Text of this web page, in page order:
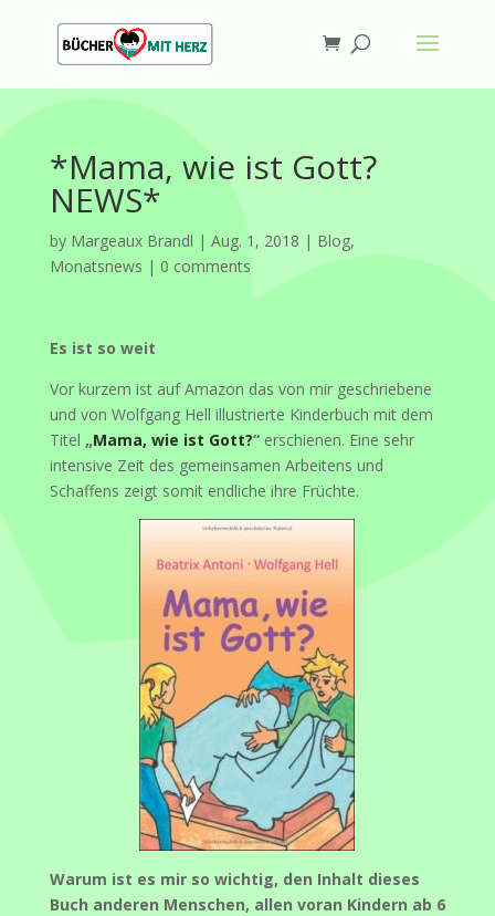
*Mama, wie ist Gott?
NEWS*
by Margeaux Brandl | Aug. 1, 2018 | Blog,
Monatsnews | 0 comments
Es ist so weit
Vor kurzem ist auf Amazon das von mir geschriebene
und von Wolfgang Hell illustrierte Kinderbuch mit dem
Titel „Mama, wie ist Gott?“erschienen. Eine sehr
intensive Zeit des gemeinsamen Arbeitens und
Schaffens zeigt somit endliche ihre Früchte.
Warum ist es mir so wichtig, den Inhalt dieses
Buch anderen Menschen, allen voran Kindern ab 6